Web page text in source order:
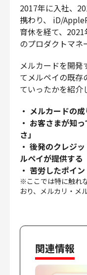
マーケティング・
プロダクトマネジ
データアナリティ
プロダクトデザイン
クリエイティブ
コーポレート
財務・経理
内部監査・リスク
法務
人事
セキュリティ・プ
2017年に入社、
携わり、 iD/
育休を経て、
のプロダクトマネ
メルカードを開
てメルペイの既存
ていったかを紹介
・ メルカードの
・ お客さまが知
さ」
・ 後発のクレジ
ルペイが提供する
・ 苦労したポイン
※ここでは特に触れ
おり、メルカリ・メ
関連情報